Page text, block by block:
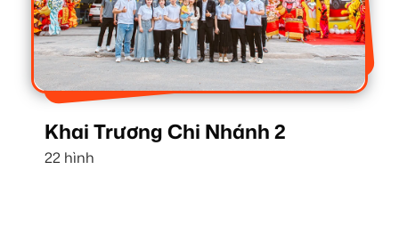
Khai Trương Chi Nhánh 2
22 hình